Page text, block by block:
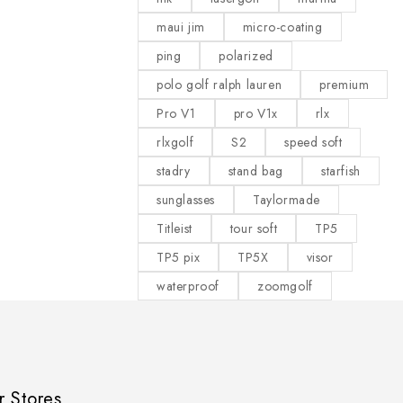
maui jim
micro-coating
ping
polarized
polo golf ralph lauren
premium
Pro V1
pro V1x
rlx
rlxgolf
S2
speed soft
stadry
stand bag
starfish
sunglasses
Taylormade
Titleist
tour soft
TP5
TP5 pix
TP5X
visor
waterproof
zoomgolf